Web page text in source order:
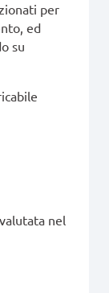
per
ed
su
nel